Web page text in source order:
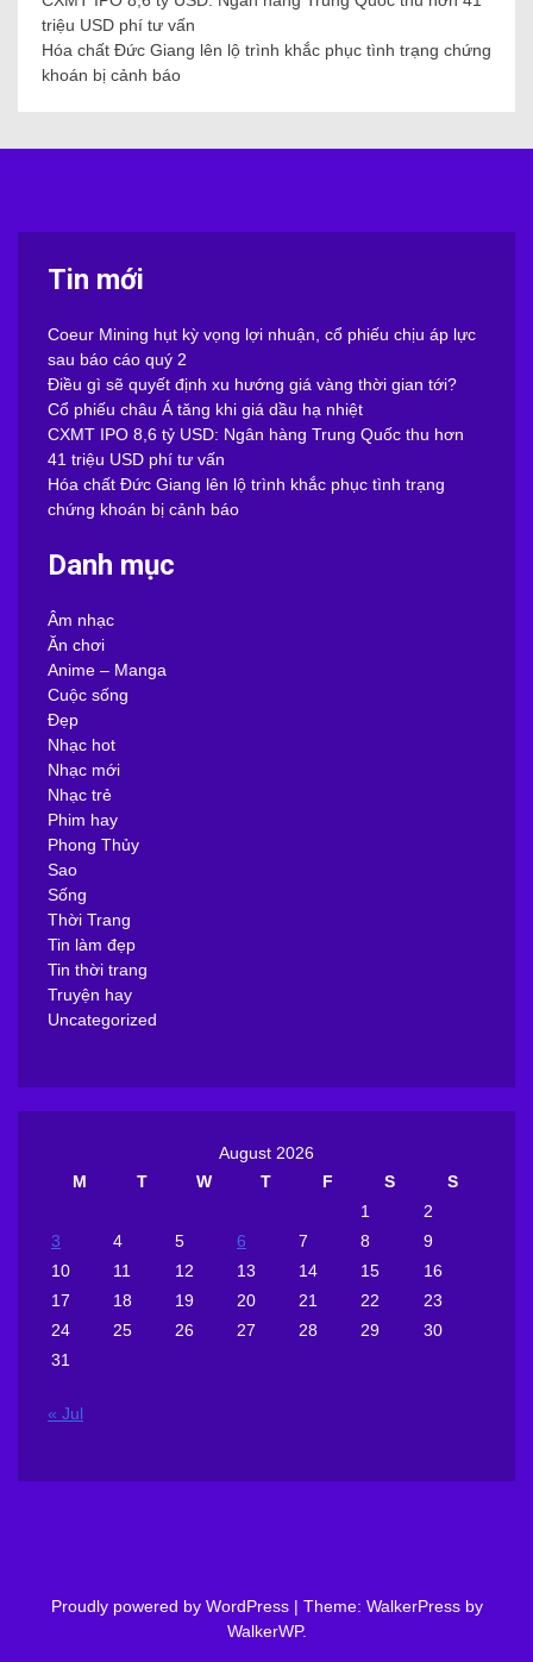
triệu USD phí tư vấn
Hóa chất Đức Giang lên lộ trình khắc phục tình trạng chứng
khoán bị cảnh báo
Tin mới
Coeur Mining hụt kỳ vọng lợi nhuận, cổ phiếu chịu áp lực
sau báo cáo quý 2
Điều gì sẽ quyết định xu hướng giá vàng thời gian tới?
Cổ phiếu châu Á tăng khi giá dầu hạ nhiệt
CXMT IPO 8,6 tỷ USD: Ngân hàng Trung Quốc thu hơn
41 triệu USD phí tư vấn
Hóa chất Đức Giang lên lộ trình khắc phục tình trạng
chứng khoán bị cảnh báo
Danh mục
Âm nhạc
Ăn chơi
Anime – Manga
Cuộc sống
Đẹp
Nhạc hot
Nhạc mới
Nhạc trẻ
Phim hay
Phong Thủy
Sao
Sống
Thời Trang
Tin làm đẹp
Tin thời trang
Truyện hay
Uncategorized
August 2026
M
T W T F S
S
1
2
3
4 5 6 7 8
9
10
11 12 13 14 15
16
17
18 19 20 21 22
23
24
25 26 27 28 29
30
31
« Jul
Proudly powered by WordPress | Theme: WalkerPress by
WalkerWP.